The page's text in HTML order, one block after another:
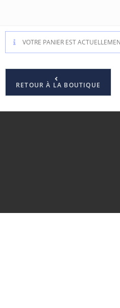
VOTRE PANIER EST
RETOUR À LA BOUTIQUE